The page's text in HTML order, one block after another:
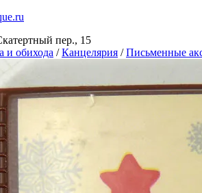
пер., 15
и обихода / Канцелярия / Письменные